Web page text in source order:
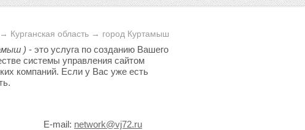
Курганская область → город Куртамыш
) - это услуга по созданию Вашего
системы управления сайтом
компаний. Если у Вас уже есть
E-mail: network@vj72.ru